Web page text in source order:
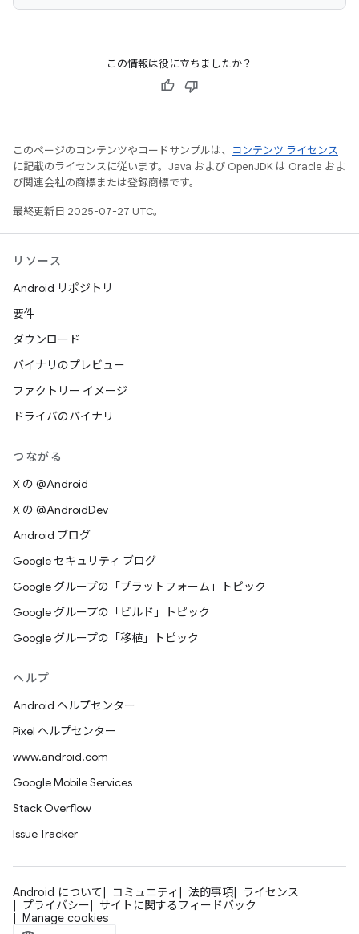
この情報は役に立ちましたか？
このページのコンテンツやコードサンプルは、
コンテンツ ライセンス
に記載のライセンスに従います。Java および OpenJDK は Oracle およ
び関連会社の商標または登録商標です。
最終更新日 2025-07-27 UTC。
リソース
Android リポジトリ
要件
ダウンロード
バイナリのプレビュー
ファクトリー イメージ
ドライバのバイナリ
つながる
X の @Android
X の @AndroidDev
Android ブログ
Google セキュリティ ブログ
Google グループの「プラットフォーム」トピック
Google グループの「ビルド」トピック
Google グループの「移植」トピック
ヘルプ
Android ヘルプセンター
Pixel ヘルプセンター
www.android.com
Google Mobile Services
Stack Overflow
Issue Tracker
Android について コミュニティ 法的事項
ライセンス
プライバシー
サイトに関するフィードバック
Manage cookies